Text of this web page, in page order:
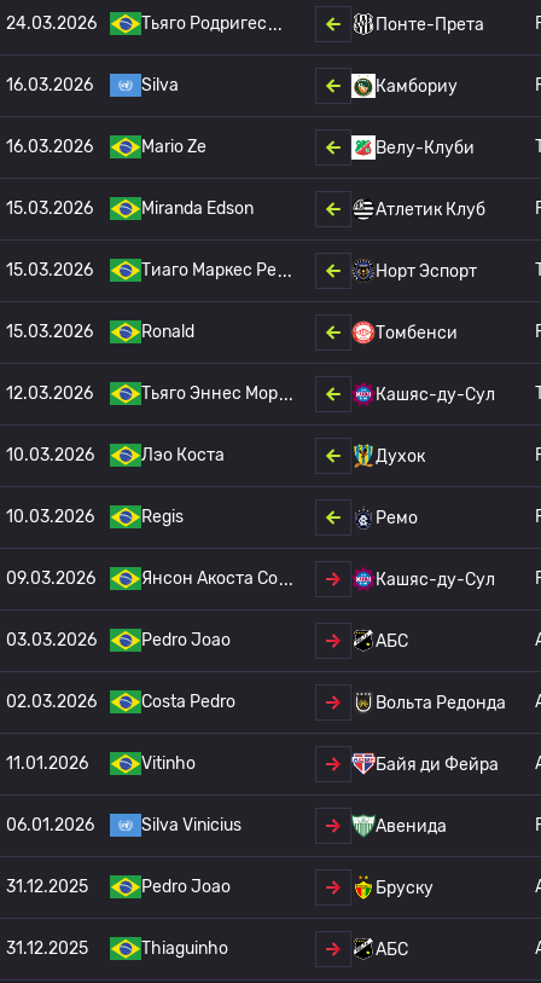
24.03.2026 Тьяго Родригес Понте-Прета
16.03.2026 Silva Камбориу
16.03.2026 Mario Ze Велу-Клуби
15.03.2026 Miranda Edson Атлетик Клуб
15.03.2026 Тиаго Маркес Ре Норт Эспорт
15.03.2026 Ronald Томбенси
12.03.2026 Тьяго Эннес Мор Кашяс-ду-Сул
10.03.2026 Лэо Коста Духок
10.03.2026 Regis Ремо
09.03.2026 Янсон Акоста Со Кашяс-ду-Сул
03.03.2026 Pedro Joao АБС
02.03.2026 Costa Pedro Вольта Редонда
11.01.2026 Vitinho Байя ди Фейра
06.01.2026 Silva Vinicius Авенида
31.12.2025 Pedro Joao Бруску
31.12.2025 Thiaguinho АБС